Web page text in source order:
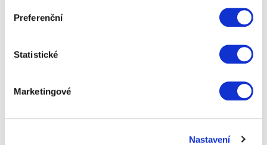
Preferenční
Statistické
Marketingové
Nastavení